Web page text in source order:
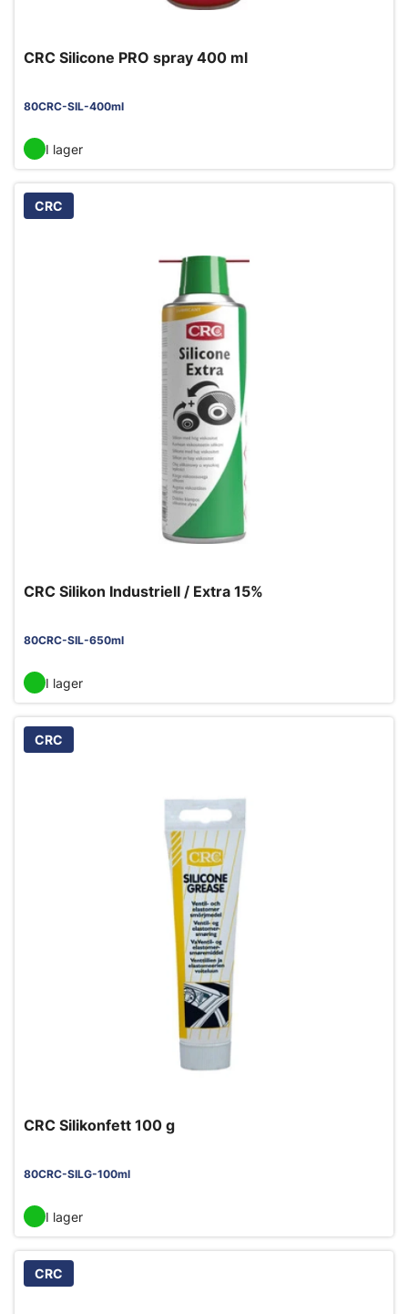
CRC Silicone PRO spray 400 ml
80CRC-SIL-400ml
I lager
CRC
CRC Silikon Industriell / Extra 15%
80CRC-SIL-650ml
I lager
CRC
CRC Silikonfett 100 g
80CRC-SILG-100ml
I lager
CRC